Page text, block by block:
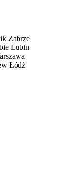
Zabrze
Lubin
Łódź